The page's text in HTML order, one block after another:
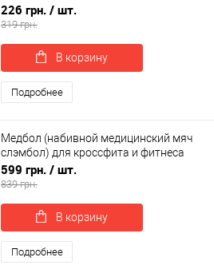
Lite 1 кг (MS 4129-1)
226 грн. / шт.
319 грн.
В корзину
Подробнее
Медбол (набивной медицинский мяч
слэмбол) для кроссфита и фитнеса
OSPORT Lite 6 кг (OF-0184)
599 грн. / шт.
839 грн.
В корзину
Подробнее